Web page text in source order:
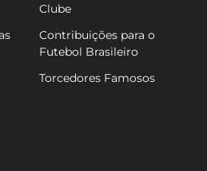
Clube
Contribuições para o
Futebol Brasileiro
Torcedores Famosos